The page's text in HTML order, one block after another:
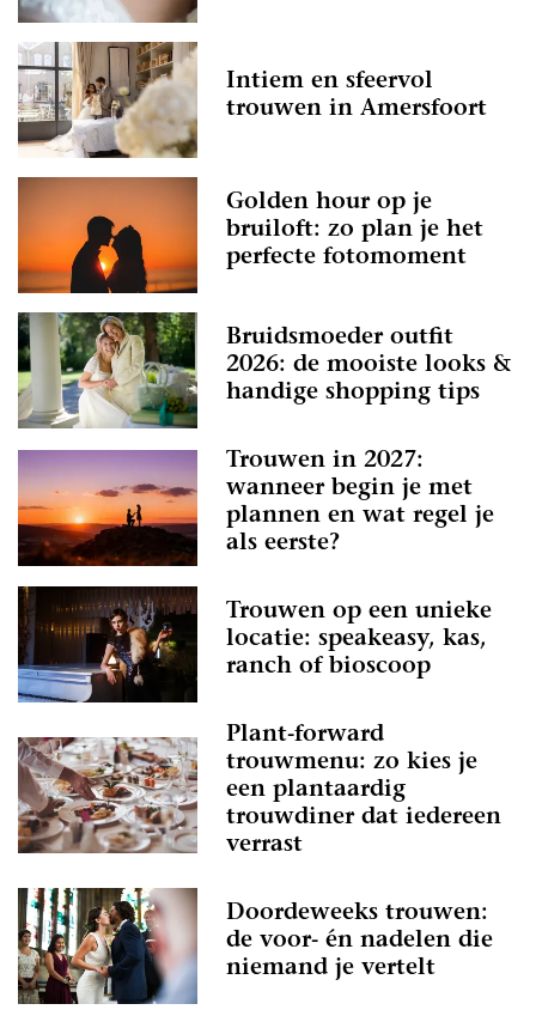
Intiem en sfeervol
trouwen in Amersfoort
Golden hour op je
bruiloft: zo plan je het
perfecte fotomoment
Bruidsmoeder outfit
2026: de mooiste looks &
handige shopping tips
Trouwen in 2027:
wanneer begin je met
plannen en wat regel je
als eerste?
Trouwen op een unieke
locatie: speakeasy, kas,
ranch of bioscoop
Plant-forward
trouwmenu: zo kies je
een plantaardig
trouwdiner dat iedereen
verrast
Doordeweeks trouwen:
de voor- én nadelen die
niemand je vertelt